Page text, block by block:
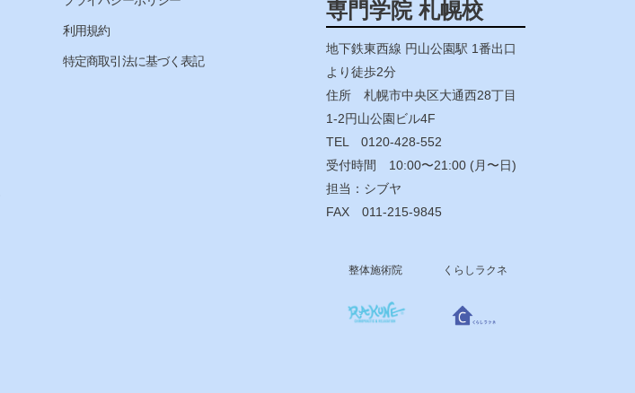
利用規約
特定商取引法に基づく表記
専門学院 札幌校
地下鉄東西線 円山公園駅 1番出口
より徒歩2分
住所 札幌市中央区大通西28丁目
1-2円山公園ビル4F
TEL 0120-428-552
受付時間 10:00〜21:00 (月〜日)
担当：シブヤ
FAX 011-215-9845
整体施術院 くらしラクネ